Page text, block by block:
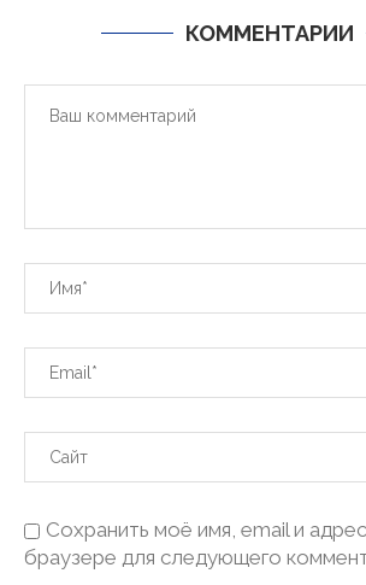
КОММЕНТАРИИ
Сохранить моё имя, email и
браузере для следующего